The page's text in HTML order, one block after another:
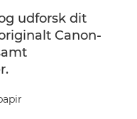
udforsk dit
Canon-